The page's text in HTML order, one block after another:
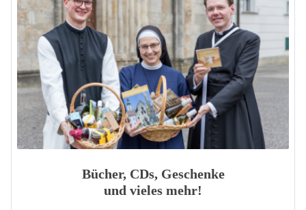
Bücher, CDs, Geschenke
und vieles mehr!